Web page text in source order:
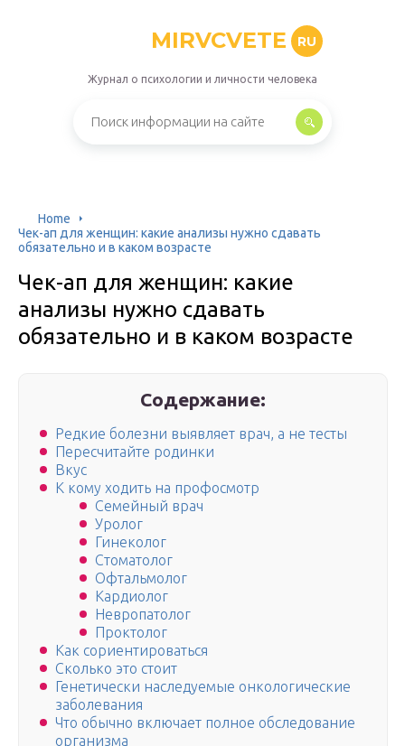
MIRVCVETE RU
Журнал о психологии и личности человека
Home
Чек-ап для женщин: какие анализы нужно сдавать
обязательно и в каком возрасте
Чек-ап для женщин: какие
анализы нужно сдавать
обязательно и в каком возрасте
Содержание:
Редкие болезни выявляет врач, а не тесты
Пересчитайте родинки
Вкус
К кому ходить на профосмотр
Семейный врач
Уролог
Гинеколог
Стоматолог
Офтальмолог
Кардиолог
Невропатолог
Проктолог
Как сориентироваться
Сколько это стоит
Генетически наследуемые онкологические
заболевания
Что обычно включает полное обследование
организма